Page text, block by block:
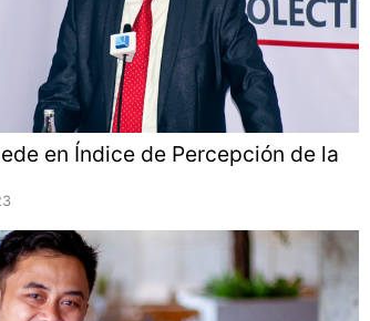
en Índice de Percepción de la